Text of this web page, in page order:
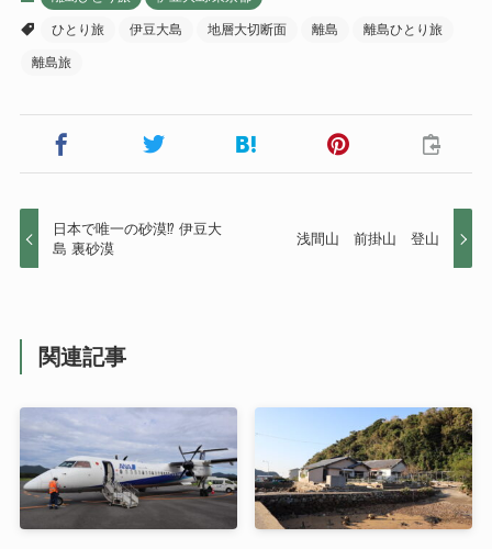
ひとり旅 伊豆大島 地層大切断面 離島 離島ひとり旅
離島旅
日本で唯一の砂漠⁉ 伊豆大
島 裏砂漠
浅間山 前掛山 登山
関連記事